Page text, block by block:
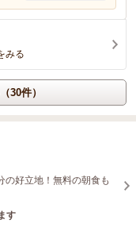
みる
30件）
好立地！無料の朝食も
す